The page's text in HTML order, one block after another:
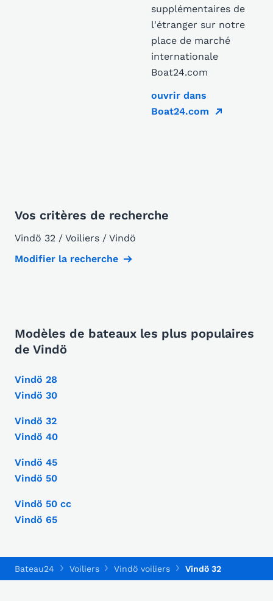
supplémentaires de
l'étranger sur notre
place de marché
internationale
Boat24.com
ouvrir dans
Boat24.com
Vos critères de recherche
Vindö 32 / Voiliers / Vindö
Modifier la recherche
Modèles de bateaux les plus populaires
de Vindö
Vindö 28
Vindö 30
Vindö 32
Vindö 40
Vindö 45
Vindö 50
Vindö 50 cc
Vindö 65
Bateau24 Voiliers Vindö voiliers Vindö 32